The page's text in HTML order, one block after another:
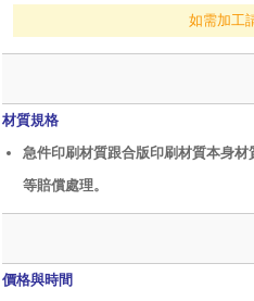
如需加工
材質規格
急件印刷材質跟合版印刷材質本身
等賠償處理。
價格與時間